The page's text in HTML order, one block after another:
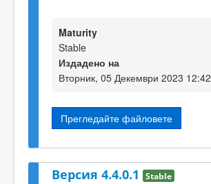
Maturity
Stable
Издадено на
Вторник, 05 Декември 2023 12:42
Прегледайте файловете
Версия 4.4.0.1 Stable